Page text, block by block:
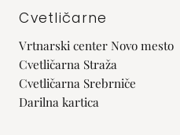
Cvetličarne
Vrtnarski center Novo mesto
Cvetličarna Straža
Cvetličarna Srebrniče
Darilna kartica